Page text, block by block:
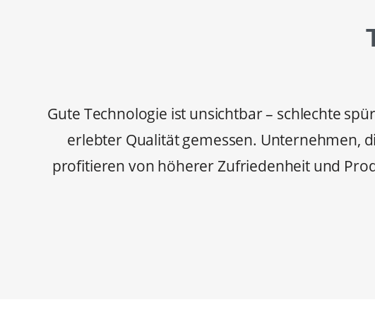
Gute Technologie ist unsichtbar – schlechte
erlebter Qualität gemessen. Unternehmen,
profitieren von höherer Zufriedenheit und